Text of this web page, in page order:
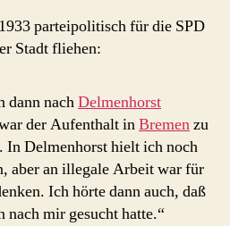
parteipolitisch für die SPD
Stadt fliehen:
dann nachDelmenhorst
der Aufenthalt inBremenzu
In Delmenhorst hielt ich noch
aber an illegale Arbeit war für
Ich hörte dann auch, daß
mir gesucht hatte.“